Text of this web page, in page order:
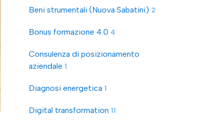
Beni strumentali (Nuova Sabatini) 2
Bonus formazione 4.0 4
Consulenza di posizionamento
aziendale 1
Diagnosi energetica 1
Digital transformation 11